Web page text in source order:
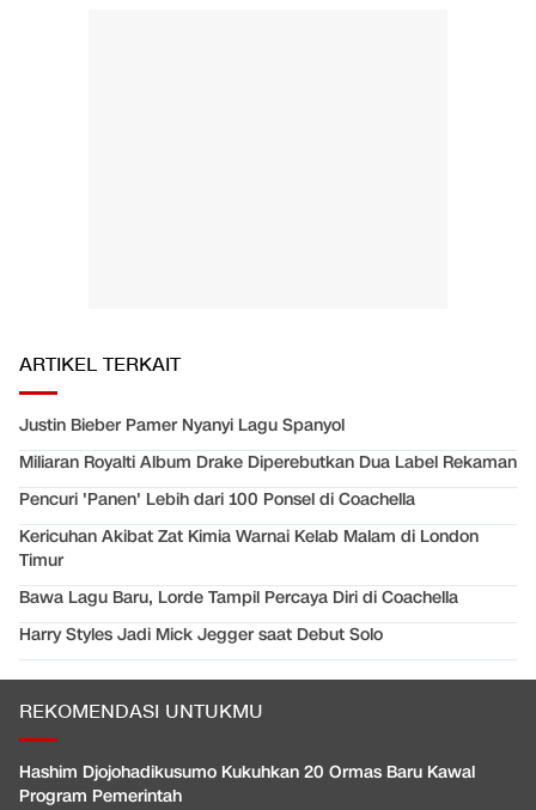
ARTIKEL TERKAIT
Justin Bieber Pamer Nyanyi Lagu Spanyol
Miliaran Royalti Album Drake Diperebutkan Dua Label Rekaman
Pencuri 'Panen' Lebih dari 100 Ponsel di Coachella
Kericuhan Akibat Zat Kimia Warnai Kelab Malam di London
Timur
Bawa Lagu Baru, Lorde Tampil Percaya Diri di Coachella
Harry Styles Jadi Mick Jegger saat Debut Solo
REKOMENDASI UNTUKMU
Hashim Djojohadikusumo Kukuhkan 20 Ormas Baru Kawal
Program Pemerintah